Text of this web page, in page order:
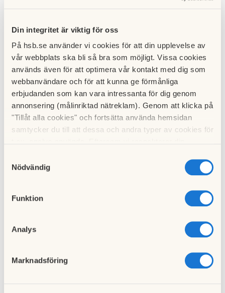
Din integritet är viktig för oss
På hsb.se använder vi cookies för att din upplevelse av
vår webbplats ska bli så bra som möjligt. Vissa cookies
används även för att optimera vår kontakt med dig som
webbanvändare och för att kunna ge förmånliga
erbjudanden som kan vara intressanta för dig genom
annonsering (målinriktad nätreklam). Genom att klicka på
"Tillåt alla cookies" och fortsätta använda hemsidan
samtycker du till att dessa och andra typer av cookies för
cookies och välja att endast tillåta ett urval.
Nödvändig
Funktion
Analys
Marknadsföring
2023 trädde lagändringar i kraft i bostadsrättslagen
bostadsrättsföreningens stadgar behöver uppdateras.
Vi hjälper er att uppdatera nuvarande stadgar till 2023